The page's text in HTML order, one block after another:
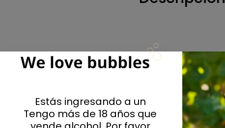
Estás ingresando a un
Tengo más de 18 años que